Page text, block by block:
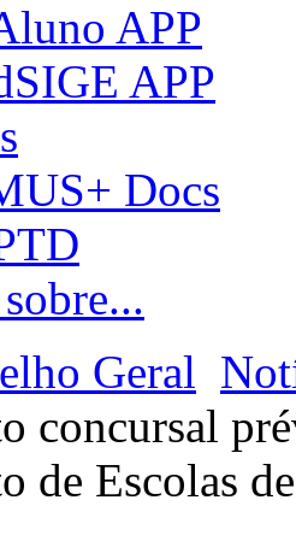
APP
APP
Docs
Geral
concursal
de Escolas